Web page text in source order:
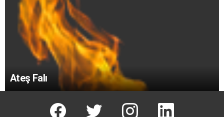
Ateş Falı
facebook T instagram Linkedin Fal